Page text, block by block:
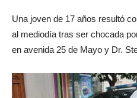
Una joven de 17 años resultó
al mediodía tras ser chocada
en avenida 25 de Mayo y Dr.